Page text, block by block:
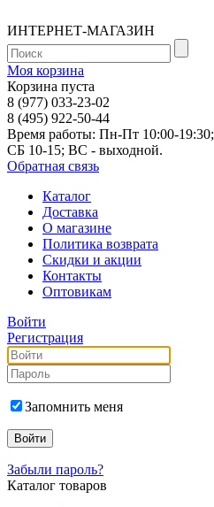
ИНТЕРНЕТ-МАГАЗИН
Моя корзина
Корзина пуста
8 (977) 033-23-02
8 (495) 922-50-44
Время работы: Пн-Пт 10:00-19:30;
СБ 10-15; ВС - выходной.
Обратная связь
Каталог
Доставка
О магазине
Политика возврата
Скидки и акции
Контакты
Оптовикам
Войти
Регистрация
Запомнить меня
Забыли пароль?
Каталог товаров